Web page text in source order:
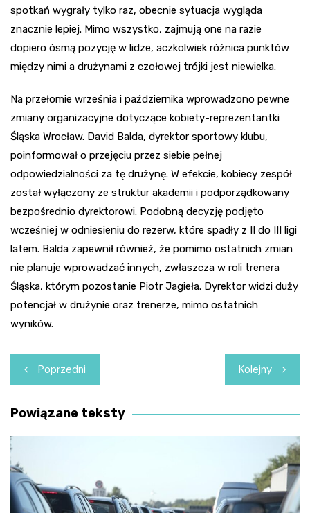
spotkań wygrały tylko raz, obecnie sytuacja wygląda
znacznie lepiej. Mimo wszystko, zajmują one na razie
dopiero ósmą pozycję w lidze, aczkolwiek różnica punktów
między nimi a drużynami z czołowej trójki jest niewielka.
Na przełomie września i października wprowadzono pewne
zmiany organizacyjne dotyczące kobiety-reprezentantki
Śląska Wrocław. David Balda, dyrektor sportowy klubu,
poinformował o przejęciu przez siebie pełnej
odpowiedzialności za tę drużynę. W efekcie, kobiecy zespół
został wyłączony ze struktur akademii i podporządkowany
bezpośrednio dyrektorowi. Podobną decyzję podjęto
wcześniej w odniesieniu do rezerw, które spadły z II do III ligi
latem. Balda zapewnił również, że pomimo ostatnich zmian
nie planuje wprowadzać innych, zwłaszcza w roli trenera
Śląska, którym pozostanie Piotr Jagieła. Dyrektor widzi duży
potencjał w drużynie oraz trenerze, mimo ostatnich
wyników.
Nawigacja
wpisu
Poprzedni Kolejny
Powiązane teksty